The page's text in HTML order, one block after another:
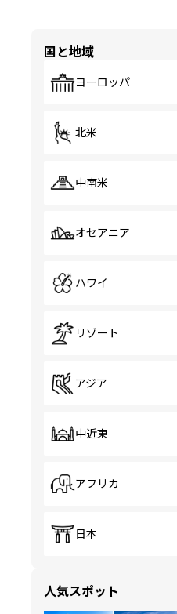
国と地域
ヨーロッパ
北米
中南米
オセアニア
ハワイ
リゾート
アジア
中近東
アフリカ
日本
人気スポット